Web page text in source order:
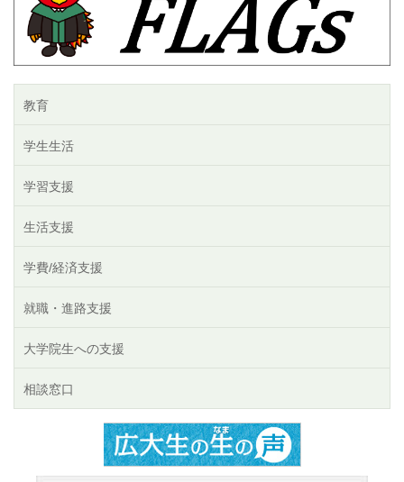
教育
学生生活
学習支援
生活支援
学費/経済支援
就職・進路支援
大学院生への支援
相談窓口